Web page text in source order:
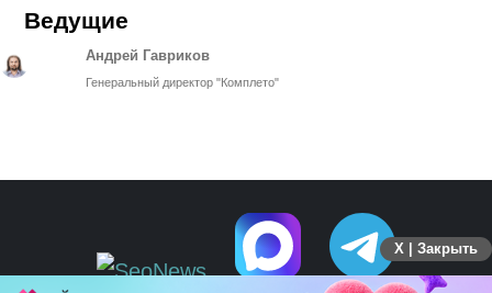
Ведущие
Андрей Гавриков
Генеральный директор "Комплето"
X | Закрыть